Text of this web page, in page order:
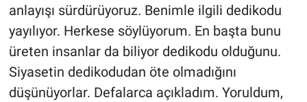
anlayışı sürdürüyoruz. Benimle ilgili dedikodu
yayılıyor. Herkese söylüyorum. En başta bunu
üreten insanlar da biliyor dedikodu olduğunu.
Siyasetin dedikodudan öte olmadığını
düşünüyorlar. Defalarca açıkladım. Yoruldum,